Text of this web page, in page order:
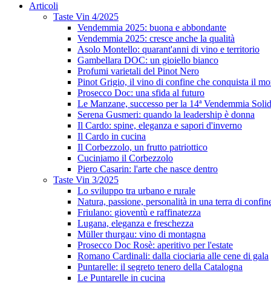
Articoli
Taste Vin 4/2025
Vendemmia 2025: buona e abbondante
Vendemmia 2025: cresce anche la qualità
Asolo Montello: quarant'anni di vino e territorio
Gambellara DOC: un gioiello bianco
Profumi varietali del Pinot Nero
Pinot Grigio, il vino di confine che conquista il
Prosecco Doc: una sfida al futuro
Le Manzane, successo per la 14ª Vendemmia
Serena Gusmeri: quando la leadership è donna
Il Cardo: spine, eleganza e sapori d'inverno
Il Cardo in cucina
Il Corbezzolo, un frutto patriottico
Cuciniamo il Corbezzolo
Piero Casarin: l'arte che nasce dentro
Taste Vin 3/2025
Lo sviluppo tra urbano e rurale
Natura, passione, personalità in una terra di
Friulano: gioventù e raffinatezza
Lugana, eleganza e freschezza
Müller thurgau: vino di montagna
Prosecco Doc Rosè: aperitivo per l'estate
Romano Cardinali: dalla ciociaria alle cene di gala
Puntarelle: il segreto tenero della Catalogna
Le Puntarelle in cucina